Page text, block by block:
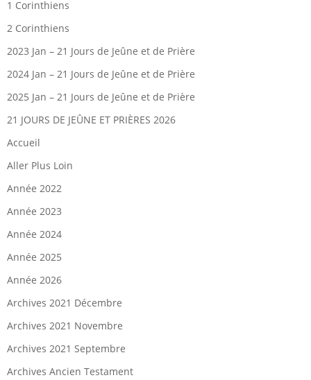
1 Corinthiens
2 Corinthiens
2023 Jan – 21 Jours de Jeûne et de Prière
2024 Jan – 21 Jours de Jeûne et de Prière
2025 Jan – 21 Jours de Jeûne et de Prière
21 JOURS DE JEÛNE ET PRIÈRES 2026
Accueil
Aller Plus Loin
Année 2022
Année 2023
Année 2024
Année 2025
Année 2026
Archives 2021 Décembre
Archives 2021 Novembre
Archives 2021 Septembre
Archives Ancien Testament